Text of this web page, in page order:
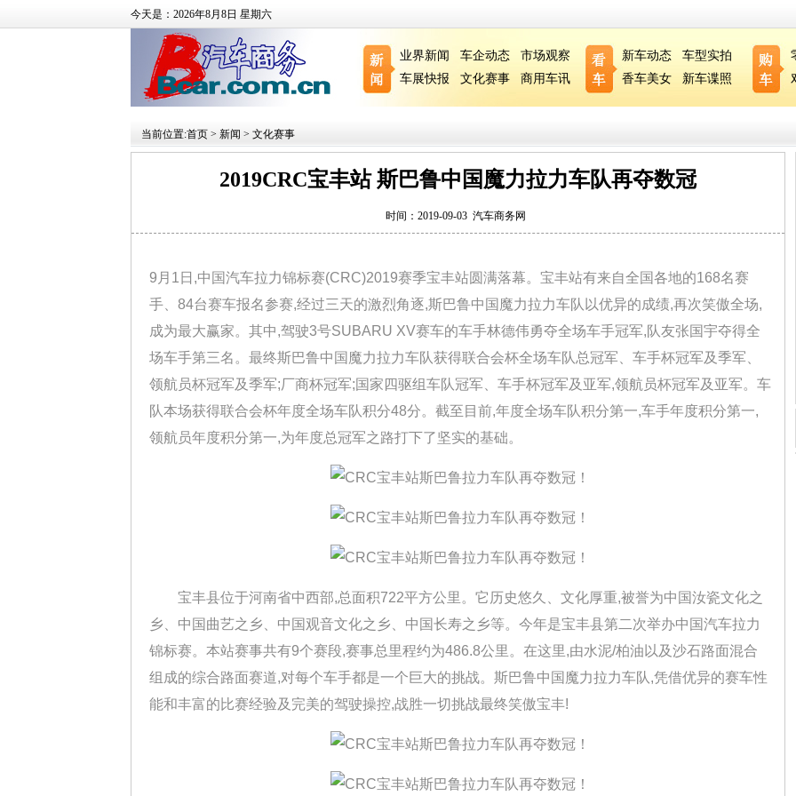
今天是：2026年8月8日 星期六
业界新闻 车企动态
市场观察
车展快报
文化赛事 商用车讯
新车动态
车型实拍
香车美女
新车谍照
当前位置:首页 > 新闻 > 文化赛事
2019CRC宝丰站 斯巴鲁中国魔力拉力车队再夺数冠
时间：2019-09-03 汽车商务网
9月1日,中国汽车拉力锦标赛(CRC)2019赛季宝丰站圆满落幕。宝丰站有来自全国各地的168名赛
手、84台赛车报名参赛,经过三天的激烈角逐,斯巴鲁中国魔力拉力车队以优异的成绩,再次笑傲全场,
成为最大赢家。其中,驾驶3号SUBARU XV赛车的车手林德伟勇夺全场车手冠军,队友张国宇夺得全
场车手第三名。最终斯巴鲁中国魔力拉力车队获得联合会杯全场车队总冠军、车手杯冠军及季军、
领航员杯冠军及季军;厂商杯冠军;国家四驱组车队冠军、车手杯冠军及亚军,领航员杯冠军及亚军。车
队本场获得联合会杯年度全场车队积分48分。截至目前,年度全场车队积分第一,车手年度积分第一,
领航员年度积分第一,为年度总冠军之路打下了坚实的基础。
宝丰县位于河南省中西部,总面积722平方公里。它历史悠久、文化厚重,被誉为中国汝瓷文化之
乡、中国曲艺之乡、中国观音文化之乡、中国长寿之乡等。今年是宝丰县第二次举办中国汽车拉力
锦标赛。本站赛事共有9个赛段,赛事总里程约为486.8公里。在这里,由水泥/柏油以及沙石路面混合
组成的综合路面赛道,对每个车手都是一个巨大的挑战。斯巴鲁中国魔力拉力车队,凭借优异的赛车性
能和丰富的比赛经验及完美的驾驶操控,战胜一切挑战最终笑傲宝丰!